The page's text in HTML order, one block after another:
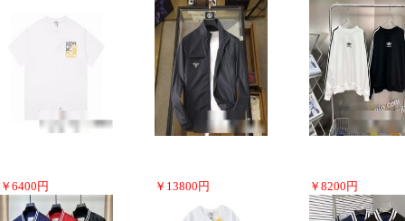
￥ 6400 円 ￥ 13800 円 ￥ 8200 円